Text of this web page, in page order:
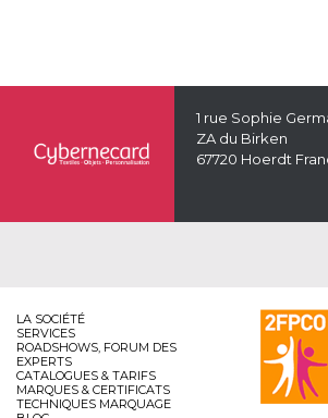
1 rue Sophie
ZA du Birken
67720 Hoerdt
LA SOCIÉTÉ
SERVICES
ROADSHOWS, FORUM DES
EXPERTS
CATALOGUES & TARIFS
MARQUES & CERTIFICATS
TECHNIQUES MARQUAGE